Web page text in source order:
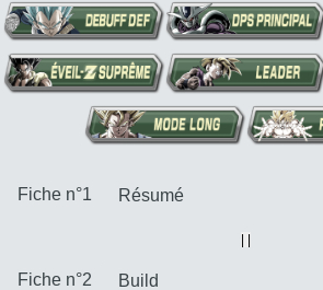
Fiche n°1
Vue alternative
Fiche n°2